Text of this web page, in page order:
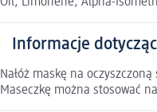
Oil, Limonene, Alpha-
Informacje
Nałóż maskę na
Maseczkę można stosować